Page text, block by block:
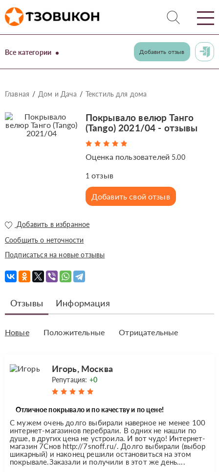
Все категории Добавить отзыв
Главная Дом и Дача Текстиль для дома
Покрывало велюр Танго
(Tango) 2021/04 - отзывы
Оценка пользователей 5.00
1 отзыв
Добавить свой отзыв
Добавить в избранное
Сообщить о неточности
Подписаться на новые отзывы
Отзывы Информация
Новые Положительные Отрицательные
Игорь, Москва
Репутация: +0
Отличное покрывало и по качеству и по цене!
С мужем очень долго выбирали наверное не менее 100
интернет-магазинов перебрали. В одних не нашли по
душе, в других цена не устроила. И вот чудо! Интернет-
магазин 7Снов http://7snoff.ru/. Долго выбирали (выбор
шикарный) и наконец решили остановиться на этом
покрывале.Заказали и получили в этот же день....